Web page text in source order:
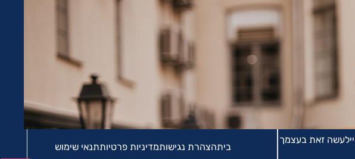
עשה זאת בעצמך
ביתהצהרת נגישותמדיניות פרטיותתנאי שימוש